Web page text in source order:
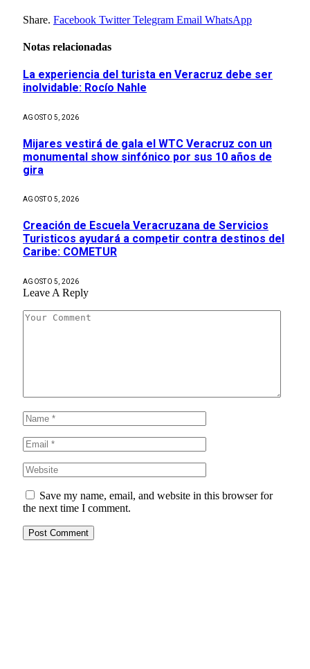
Share. Facebook Twitter Telegram Email WhatsApp
Notas relacionadas
La experiencia del turista en Veracruz debe ser
inolvidable: Rocío Nahle
AGOSTO 5, 2026
Mijares vestirá de gala el WTC Veracruz con un
monumental show sinfónico por sus 10 años de
gira
AGOSTO 5, 2026
Creación de Escuela Veracruzana de Servicios
Turisticos ayudará a competir contra destinos del
Caribe: COMETUR
AGOSTO 5, 2026
Leave A Reply
Save my name, email, and website in this browser for
the next time I comment.